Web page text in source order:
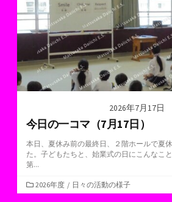
2026年7月17日
今日の一コマ（7月17日）
本日、夏休み前の最終日、２階ホールで夏
た。子どもたちと、始業式の日にこんなこ
第...
カ
テ
2026年度 / 日々の活動の様子